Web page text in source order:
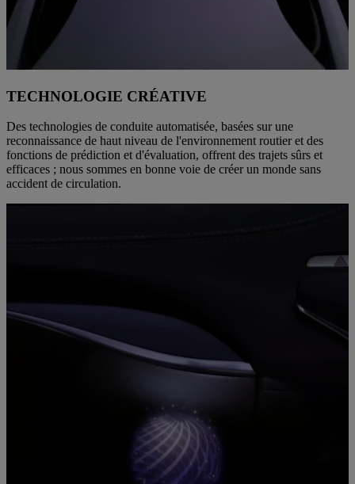
TECHNOLOGIE CRÉATIVE
Des technologies de conduite automatisée, basées sur une
reconnaissance de haut niveau de l'environnement routier et des
fonctions de prédiction et d'évaluation, offrent des trajets sûrs et
efficaces ; nous sommes en bonne voie de créer un monde sans
accident de circulation.